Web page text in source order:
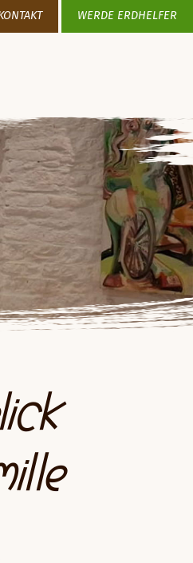
WERDE ERDHELFER